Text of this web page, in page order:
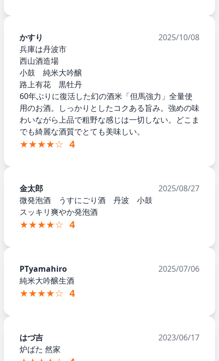
かすり
2025/10/08
兵庫は丹波市
西山酒造場
小鼓 純米大吟醸
路上有花 黒牡丹
60年ぶりに復活した幻の酒米「但馬強力」全量使
用のお酒。しっかりとしたコクある旨み。強めの味
わいながら上品で粗野な感じは一切しない。どこま
でも綺麗な酒質でとても美味しい。
★★★★☆ 4
金太郎
2025/08/27
微発泡酒 うすにごり酒 丹波 小鼓
スッキリ爽やか発泡酒
★★★★☆ 4
PTyamahiro
2025/07/06
純米大吟醸生酒
★★★★☆ 4
はづ吉
2023/06/17
炉ばた 然家